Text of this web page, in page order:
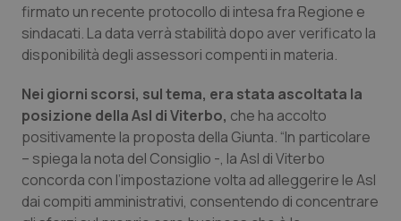
Rene & patologie urogenitali
Salute orale & impianti
Sangue & coagulazione
Tiroide
firmato un recente protocollo di intesa fra Regione e
sindacati. La data verrà stabilità dopo aver verificato la
disponibilità degli assessori compenti in materia.
Nei giorni scorsi, sul tema, era stata ascoltata la
posizione della Asl di Viterbo, che ha accolto
positivamente la proposta della Giunta. “In particolare
– spiega la nota del Consiglio -, la Asl di Viterbo
concorda con l’impostazione volta ad alleggerire le Asl
dai compiti amministrativi, consentendo di concentrare